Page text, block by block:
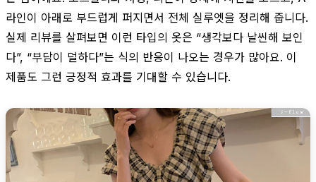
라인이 아래로 부드럽게 퍼지면서 전체 실루엣을 정리해 줍니다.
실제 리뷰를 살펴보면 이런 타입의 옷은 “생각보다 날씬해 보인
다”, “부담이 덜하다”는 식의 반응이 나오는 경우가 많아요. 이
제품도 그런 긍정적 효과를 기대할 수 있습니다.